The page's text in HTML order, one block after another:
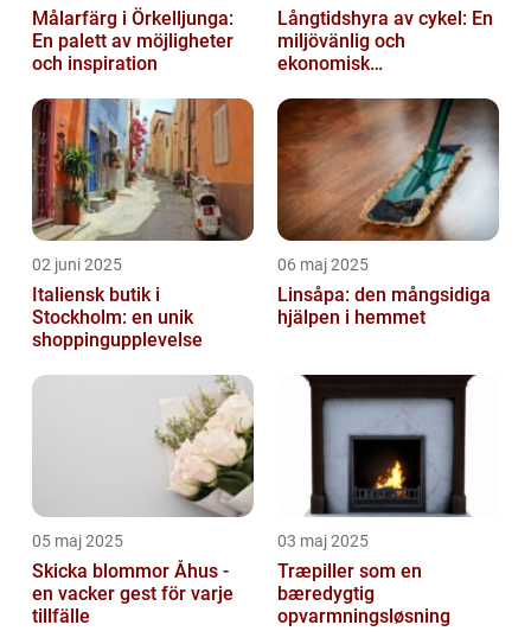
Målarfärg i Örkelljunga:
En palett av möjligheter
och inspiration
Långtidshyra av cykel: En
miljövänlig och
ekonomisk
02 juni 2025
Italiensk butik i
Stockholm: en unik
shoppingupplevelse
06 maj 2025
Linsåpa: den mångsidiga
hjälpen i hemmet
05 maj 2025
Skicka blommor Åhus -
en vacker gest för varje
tillfälle
03 maj 2025
Træpiller som en
bæredygtig
opvarmningsløsning